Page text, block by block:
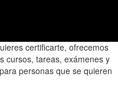
certificarte, ofrecemos
cursos, tareas, exámenes y
personas que se quieren